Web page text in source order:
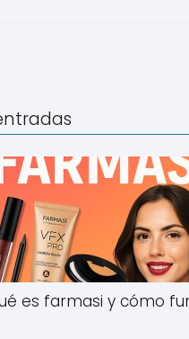
es farmasi y cómo